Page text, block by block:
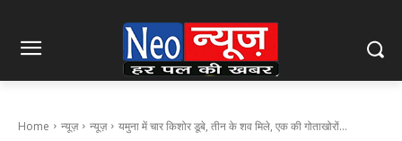
Home न्यूज़ न्यूज़ यमुना में चार किशोर डूबे, तीन के शव मिले, एक की गोताखोरों...